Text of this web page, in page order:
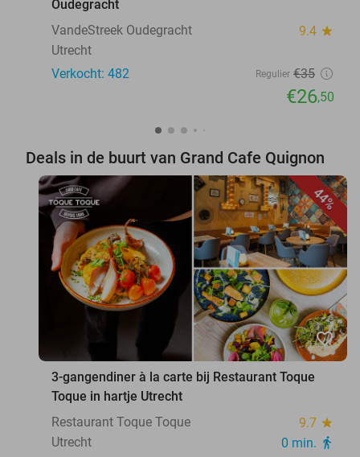
Oudegracht
VandeStreek Oudegracht
9.4 star
Utrecht
Verkocht: 482
Regulier €35
€26,50
Deals in de buurt van Grand Cafe Quignon
44%
favorite_border
3-gangendiner à la carte bij Restaurant Toque
Toque in hartje Utrecht
Restaurant Toque Toque
9.7 star
Utrecht 0 min. directions_walk